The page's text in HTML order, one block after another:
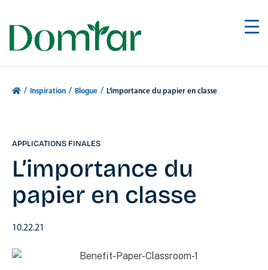
/ Inspiration / Blogue / L’importance du papier en classe
APPLICATIONS FINALES
L’importance du
papier en classe
10.22.21